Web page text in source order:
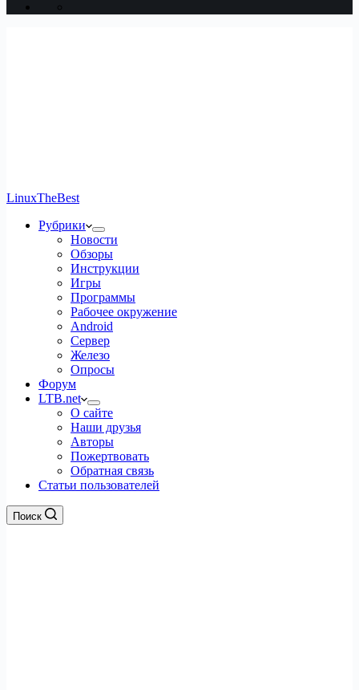
LinuxTheBest
Рубрики
Новости
Обзоры
Инструкции
Игры
Программы
Рабочее окружение
Android
Сервер
Железо
Опросы
Форум
LTB.net
О сайте
Наши друзья
Авторы
Пожертвовать
Обратная связь
Статьи пользователей
Поиск